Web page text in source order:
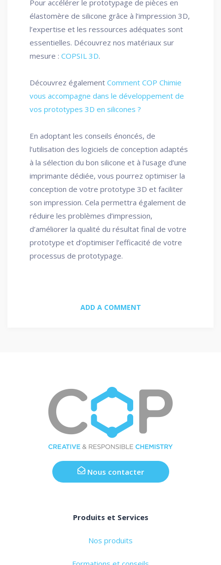
Pour accélérer le prototypage de pièces en
élastomère de silicone grâce à l’impression 3D,
l’expertise et les ressources adéquates sont
essentielles. Découvrez nos matériaux sur
mesure : COPSIL 3D.
Découvrez également Comment COP Chimie
vous accompagne dans le développement de
vos prototypes 3D en silicones ?
En adoptant les conseils énoncés, de
l’utilisation des logiciels de conception adaptés
à la sélection du bon silicone et à l’usage d’une
imprimante dédiée, vous pourrez optimiser la
conception de votre prototype 3D et faciliter
son impression. Cela permettra également de
réduire les problèmes d’impression,
d’améliorer la qualité du résultat final de votre
prototype et d’optimiser l’efficacité de votre
processus de prototypage.
ADD A COMMENT
Nous contacter
Produits et Services
Nos produits